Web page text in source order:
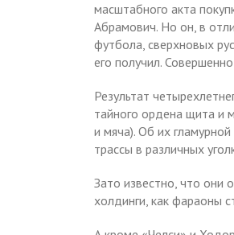
масштабного акта
Абрамович. Но он, в
футбола, сверхновых
его получил.
Результат
тайного ордена щита и
и мяча). Об их
трассы в различных
Зато известно, что они
холдинги, как фараоны